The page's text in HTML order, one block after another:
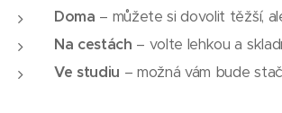
Doma – můžete si dovolit těžší,
Na cestách – volte lehkou a
Ve studiu – možná vám bude